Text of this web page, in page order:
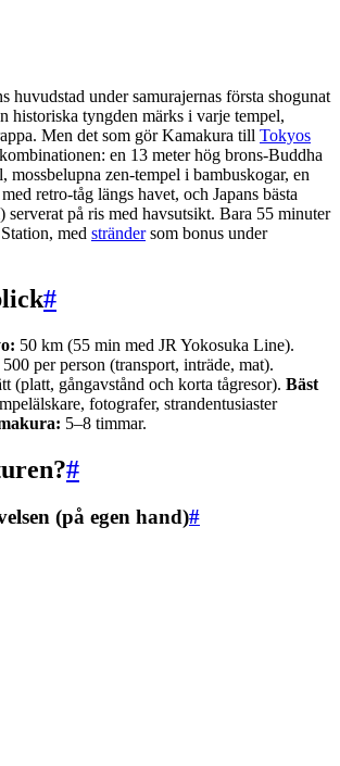
huvudstad under samurajernas första shogunat
historiska tyngden märks i varje tempel,
Men det som gör Kamakura till Tokyos
en 13 meter hög brons-Buddha
mossbelupna zen-tempel i bambuskogar, en
retro-tåg längs havet, och Japans bästa
serverat på ris med havsutsikt. Bara 55 minuter
med strändersom bonus under
#
50 km (55 min med JR Yokosuka Line).
per person (transport, inträde, mat).
(platt, gångavstånd och korta tågresor). Bäst
fotografer, strandentusiaster
5–8 timmar.
#
(på egen hand)#